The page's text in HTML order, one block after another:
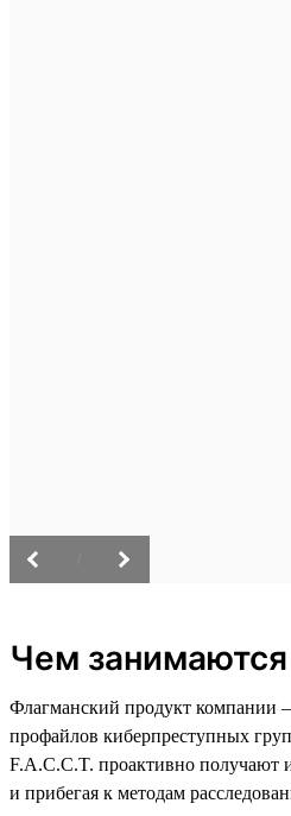
Чем занимаются
Флагманский продукт компании
профайлов киберпреступных
F.A.C.C.T. проактивно
и прибегая к методам